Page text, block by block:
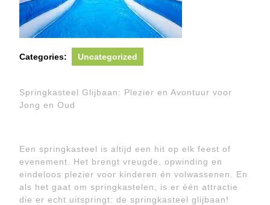
Categories: Uncategorized
Springkasteel Glijbaan: Plezier en Avontuur voor
Jong en Oud
Een springkasteel is altijd een hit op elk feest of
evenement. Het brengt vreugde, opwinding en
eindeloos plezier voor kinderen én volwassenen. En
als het gaat om springkastelen, is er één attractie
die er echt uitspringt: de springkasteel glijbaan!